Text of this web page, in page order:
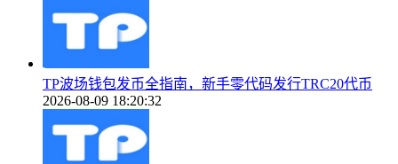
TP波场钱包发币全指南，新手零代码发行TRC20代币
2026-08-09 18:20:32